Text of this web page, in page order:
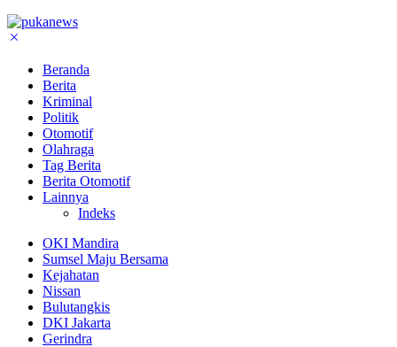
Beranda
Berita
Kriminal
Politik
Otomotif
Olahraga
Tag Berita
Berita Otomotif
Lainnya
Indeks
OKI Mandira
Sumsel Maju Bersama
Kejahatan
Nissan
Bulutangkis
DKI Jakarta
Gerindra